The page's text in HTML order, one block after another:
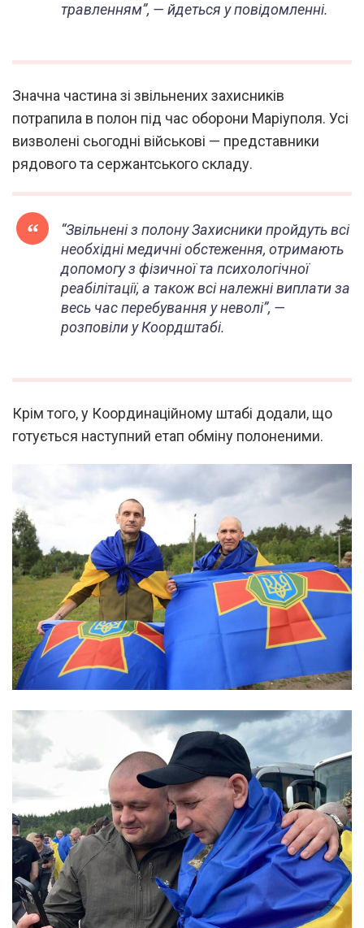
травленням”, — йдеться у повідомленні.
Значна частина зі звільнених захисників
потрапила в полон під час оборони Маріуполя. Усі
визволені сьогодні військові — представники
рядового та сержантського складу.
“Звільнені з полону Захисники пройдуть всі
необхідні медичні обстеження, отримають
допомогу з фізичної та психологічної
реабілітації, а також всі належні виплати за
весь час перебування у неволі”, —
розповіли у Коордштабі.
Крім того, у Координаційному штабі додали, що
готується наступний етап обміну полоненими.